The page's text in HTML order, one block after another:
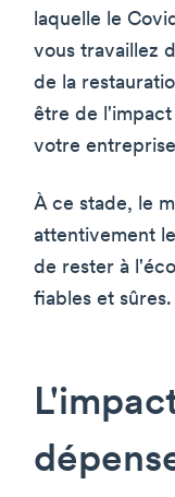
laquelle le
vous travaillez
de la
être de
votre
À ce stade, le
attentivement
de rester à
fiables et sûres.